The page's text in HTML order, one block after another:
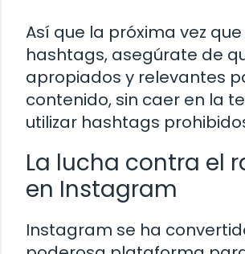
Así que la próxima vez
hashtags, asegúrate de
apropiados y relevantes
contenido, sin caer en la
utilizar hashtags
La lucha contra el
en Instagram
Instagram se ha